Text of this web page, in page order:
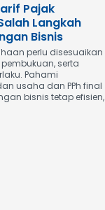
Pajak
Langkah
Bisnis
perlu disesuaikan
serta
Pahami
usaha dan PPh final
bisnis tetap efisien,